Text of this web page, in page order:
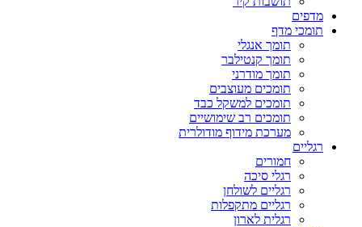
מדפים
תומכי מדף
תומך אנגלי
תומך קנטילבר
תומך מודרני
תומכים מעוצבים
תומכים למשקל כבד
תומכים רב שימושיים
מערכת מידוף מודולרית
רגליים
חמורים
רגלי סיכה
רגליים לשולחן
רגליים מתקפלות
רגלית לארון